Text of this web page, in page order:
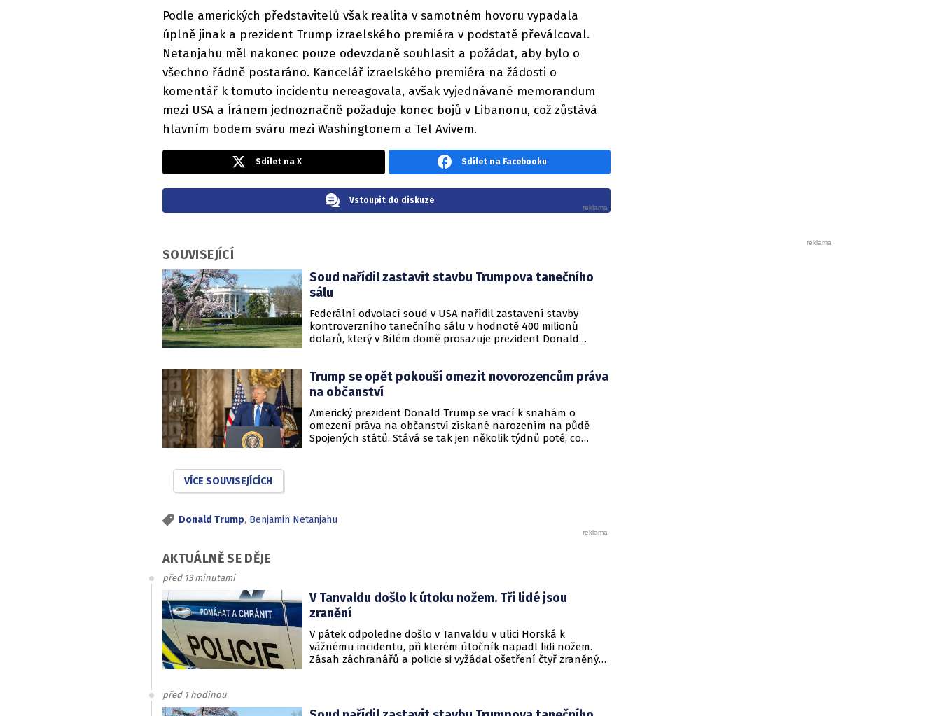
Podle amerických představitelů však realita v samotném hovoru vypadala
úplně jinak a prezident Trump izraelského premiéra v podstatě převálcoval.
Netanjahu měl nakonec pouze odevzdaně souhlasit a požádat, aby bylo o
všechno řádně postaráno. Kancelář izraelského premiéra na žádosti o
komentář k tomuto incidentu nereagovala, avšak vyjednávané memorandum
mezi USA a Íránem jednoznačně požaduje konec bojů v Libanonu, což zůstává
hlavním bodem sváru mezi Washingtonem a Tel Avivem.
Sdílet na X Sdílet na Facebooku
Vstoupit do diskuze
SOUVISEJÍCÍ
Soud nařídil zastavit stavbu Trumpova tanečního
sálu
Federální odvolací soud v USA nařídil zastavení stavby
kontroverzního tanečního sálu v hodnotě 400 milionů
dolarů, který v Bílém domě prosazuje prezident Donald
soudem.
Trump se opět pokouší omezit novorozencům práva
na občanství
Americký prezident Donald Trump se vrací k snahám o
omezení práva na občanství získané narozením na půdě
Spojených států. Stává se tak jen několik týdnů poté, co
VÍCE SOUVISEJÍCÍCH
Donald Trump, Benjamin Netanjahu
AKTUÁLNĚ SE DĚJE
před 13 minutami
V Tanvaldu došlo k útoku nožem. Tři lidé jsou
zranění
V pátek odpoledne došlo v Tanvaldu v ulici Horská k
vážnému incidentu, při kterém útočník napadl lidi nožem.
Zásah záchranářů a policie si vyžádal ošetření čtyř zraněných
před 1 hodinou